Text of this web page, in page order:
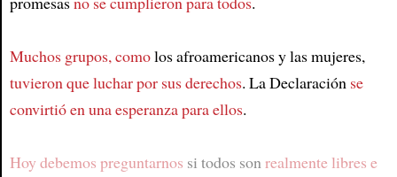
Muchos grupos, comolos afroamericanos y las mujeres,
tuvieron que luchar por sus derechos. La Declaración se
convirtió en una esperanza para ellos.
Hoy debemos preguntarnos si todos sonrealmente libres e